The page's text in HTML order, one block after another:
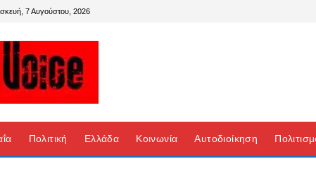
7 Αυγούστου, 2026
Πολιτική Ελλάδα Κοινωνία Αυτοδιοίκηση